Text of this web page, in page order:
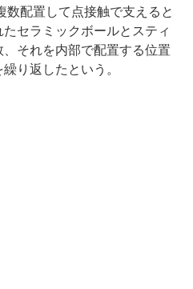
数配置して点接触で支えると
セラミックボールとスティ
それを内部で配置する位置
り返したという。